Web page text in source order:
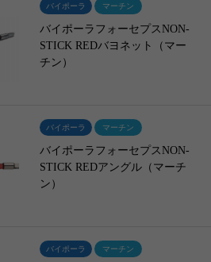
バイポーラ マーチン
バイポーラフォーセプスNON-
STICK REDバヨネット（マー
チン）
バイポーラ マーチン
バイポーラフォーセプスNON-
STICK REDアングル（マーチ
ン）
バイポーラ マーチン